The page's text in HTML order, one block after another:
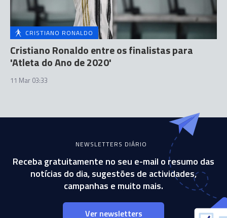
CRISTIANO RONALDO
Cristiano Ronaldo entre os finalistas para
'Atleta do Ano de 2020'
11 Mar 03:33
NEWSLETTERS DIÁRIO
Receba gratuitamente no seu e-mail o resumo das
notícias do dia, sugestões de actividades,
campanhas e muito mais.
Ver newsletters